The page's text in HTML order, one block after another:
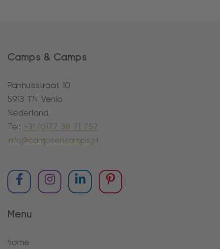
Camps & Camps
Panhuisstraat 10
5913 TN Venlo
Nederland
Tel: +31 (0)77 38 71 757
info@campsencamps.nl
Menu
home